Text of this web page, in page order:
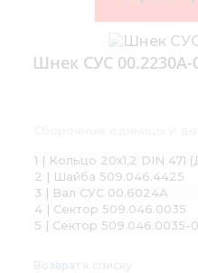
Шнек СУС 00.2230А-
1 | Кольцо 20х1,2 DIN 471
2 | Шайба 509.046.4425
3 | Вал СУС 00.6024А
4 | Сектор 509.046.0035
5 | Сектор 509.046.0035-
Возврат к списку